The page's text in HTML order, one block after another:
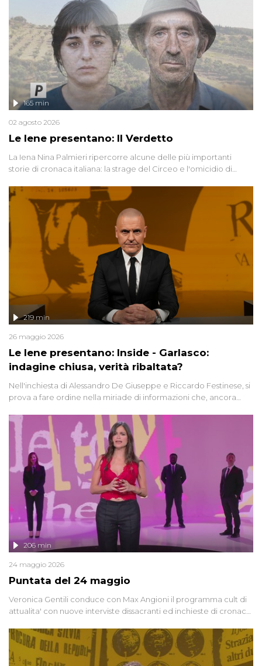
Le Iene presentano: Il Verdetto
165 min
02 agosto 2026
La Iena Nina Palmieri ripercorre alcune delle più importanti
storie di cronaca italiana: la strage del Circeo e l'omicidio di
Le Iene presentano: Inside - Garlasco:
indagine chiusa, verità ribaltata?
219 min
26 maggio 2026
Nell'inchiesta di Alessandro De Giuseppe e Riccardo Festinese, si
prova a fare ordine nella miriade di informazioni che, ancora
giudiziarie più discusse degli ultimi anni. Lo speciale ricostruisce la
vicenda mettendo in fila testimonianze, errori, dettagli
controversi e i protagonisti di un'indagine che sembra non avere
fine.
Puntata del 24 maggio
206 min
24 maggio 2026
Veronica Gentili conduce con Max Angioni il programma cult di
attualita' con nuove interviste dissacranti ed inchieste di cronaca